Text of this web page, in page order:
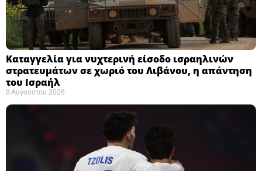
Καταγγελία για νυχτερινή είσοδο ισραηλινών
στρατευμάτων σε χωριό του Λιβάνου, η απάντηση
του Ισραήλ
8 Αυγούστου 2026